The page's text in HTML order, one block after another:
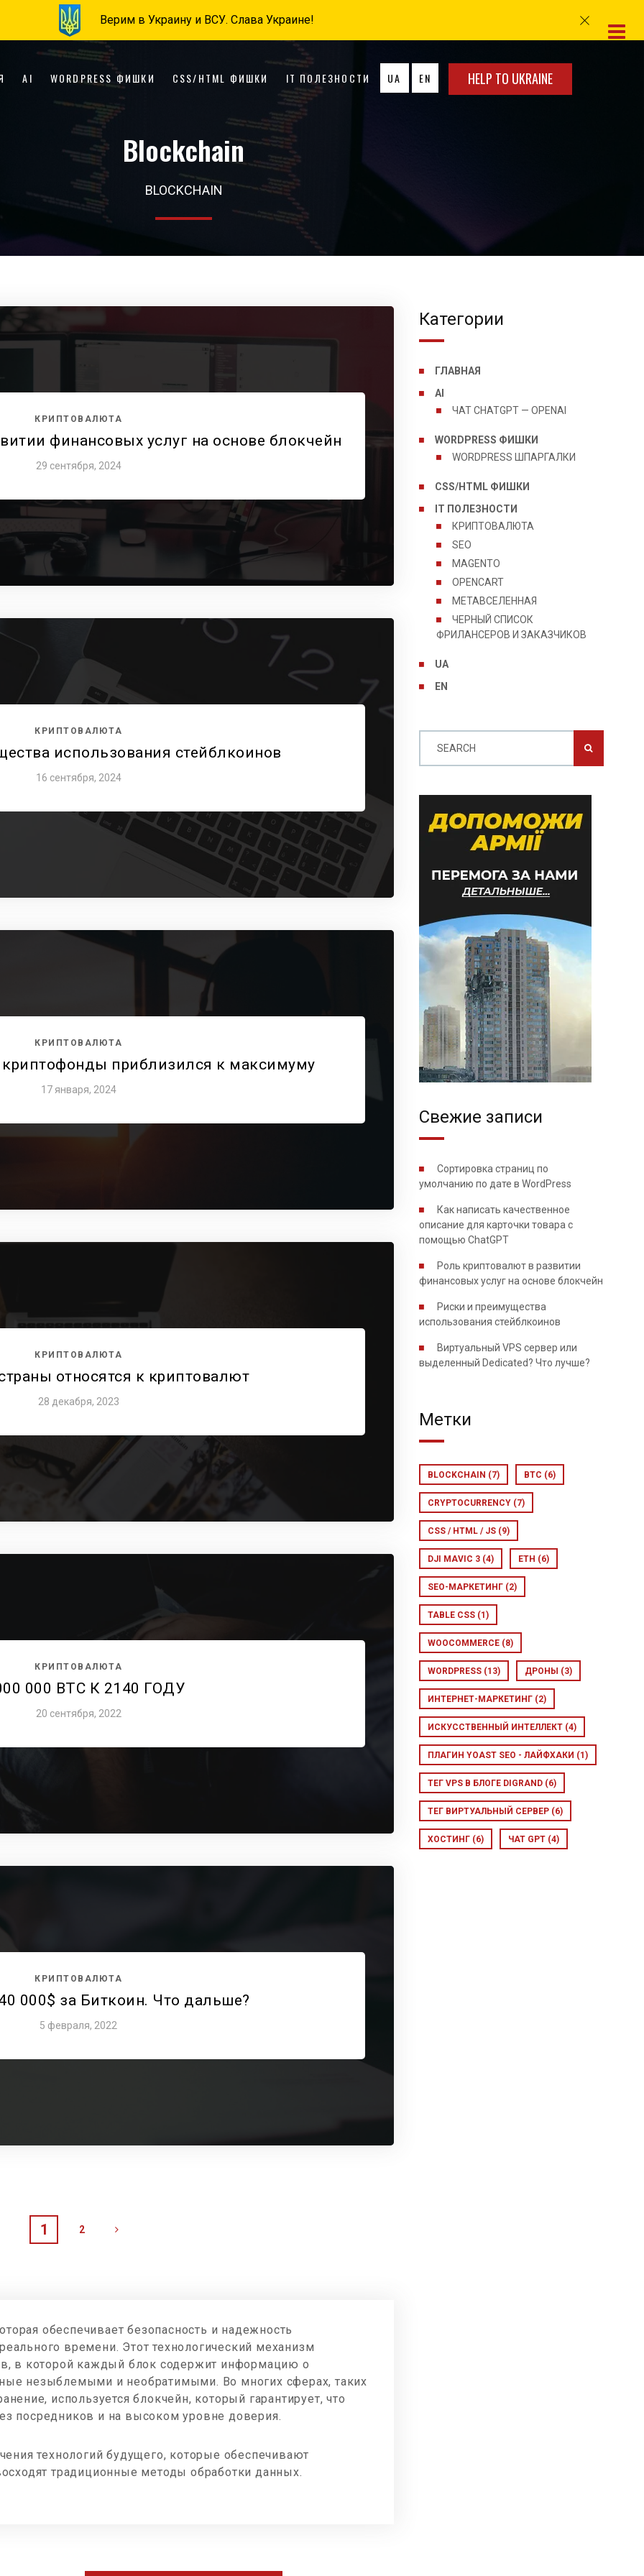
Верим в Украину и ВСУ. Слава Украине!
AI WORDPRESS ФИШКИ CSS/HTML ФИШКИ IT ПОЛЕЗНОСТИ UA EN HELP TO UKRAINE
Blockchain
BLOCKCHAIN
Категории
ГЛАВНАЯ
AI
ЧАТ CHATGPT — OPENAI
WORDPRESS ФИШКИ
WORDPRESS ШПАРГАЛКИ
CSS/HTML ФИШКИ
IT ПОЛЕЗНОСТИ
КРИПТОВАЛЮТА
SEO
MAGENTO
OPENCART
МЕТАВСЕЛЕННАЯ
ЧЕРНЫЙ СПИСОК
ФРИЛАНСЕРОВ И ЗАКАЗЧИКОВ
UA
EN
SEARCH
Свежие записи
Сортировка страниц по
умолчанию по дате в WordPress
Как написать качественное
описание для карточки товара с
помощью ChatGPT
Роль криптовалют в развитии
финансовых услуг на основе блокчейн
Риски и преимущества
использования стейблкоинов
Виртуальный VPS сервер или
выделенный Dedicated? Что лучше?
Метки
BLOCKCHAIN (7) BTC (6)
CRYPTOCURRENCY (7)
CSS / HTML / JS (9)
DJI MAVIC 3 (4) ETH (6)
SEO-МАРКЕТИНГ (2)
TABLE CSS (1)
WOOCOMMERCE (8)
WORDPRESS (13) ДРОНЫ (3)
ИНТЕРНЕТ-МАРКЕТИНГ (2)
ИСКУССТВЕННЫЙ ИНТЕЛЛЕКТ (4)
ПЛАГИН YOAST SEO - ЛАЙФХАКИ (1)
ТЕГ VPS В БЛОГЕ DIGRAND (6)
ТЕГ ВИРТУАЛЬНЫЙ СЕРВЕР (6)
ХОСТИНГ (6) ЧАТ GPT (4)
КРИПТОВАЛЮТА
финансовых услуг на основе блокчейн
29 сентября, 2024
КРИПТОВАЛЮТА
использования стейблкоинов
16 сентября, 2024
КРИПТОВАЛЮТА
приблизился к максимуму
17 января, 2024
КРИПТОВАЛЮТА
относятся к криптовалют
28 декабря, 2023
КРИПТОВАЛЮТА
000 BTC К 2140 ГОДУ
20 сентября, 2022
КРИПТОВАЛЮТА
000$ за Биткоин. Что дальше?
5 февраля, 2022
1 2
обеспечивает безопасность и надежность
времени. Этот технологический механизм
в которой каждый блок содержит информацию о
незыблемыми и необратимыми. Во многих сферах, таких
используется блокчейн, который гарантирует, что
посредников и на высоком уровне доверия.
технологий будущего, которые обеспечивают
традиционные методы обработки данных.